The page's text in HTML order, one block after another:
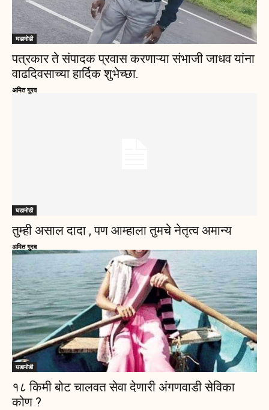
घडामोडी
पत्रकार ते संपादक प्रवास करणाऱ्या संभाजी जाधव यांना
वाढदिवसाच्या हार्दिक शुभेच्छा.
अमित गुरव
घडामोडी
तुम्ही असाल दादा , पण आम्हाला तुमचे नेतृत्व अमान्य
अमित गुरव
घडामोडी
१८ किमी बोट चालवत सेवा देणारी अंगणवाडी सेविका
कोण ?